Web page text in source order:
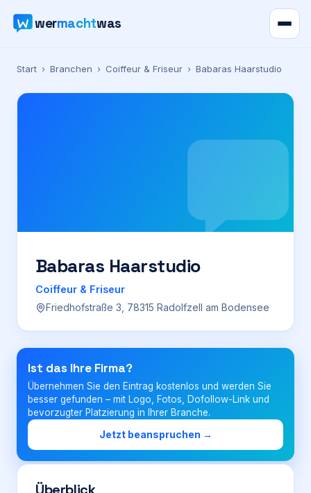
wermachtwas
Verzeichnis
Karte
Preise
Für Firmen
Login
Firma eintragen
Start › Branchen › Coiffeur & Friseur › Babaras Haarstudio
Babaras Haarstudio
Coiffeur & Friseur
Friedhofstraße 3, 78315 Radolfzell am Bodensee
Ist das Ihre Firma?
Übernehmen Sie den Eintrag kostenlos und werden Sie
besser gefunden – mit Logo, Fotos, Dofollow-Link und
bevorzugter Platzierung in Ihrer Branche.
Jetzt beanspruchen →